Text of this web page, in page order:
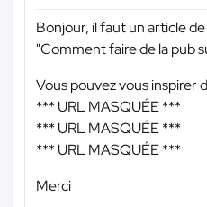
Bonjour, il faut un article
"Comment faire de la pub
Vous pouvez vous inspirer
*** URL MASQUÉE ***
*** URL MASQUÉE ***
*** URL MASQUÉE ***
Merci